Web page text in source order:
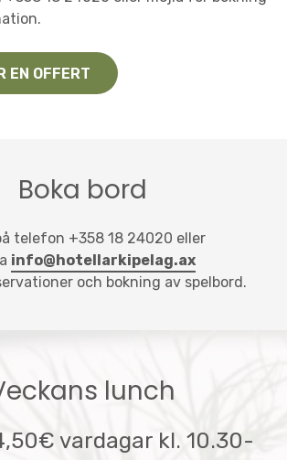
EN OFFERT
Boka bord
telefon +358 18 24020 eller
info@hotellarkipelag.ax
och bokning av spelbord.
lunch
vardagar kl. 10.30-